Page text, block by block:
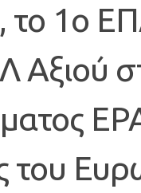
, το 1ο
Αξιού
του